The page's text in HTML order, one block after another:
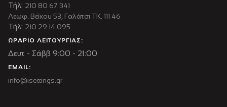
Τήλ: 210 80 67 341
Λεωφ. Βεΐκου 53, Γαλάτσι ΤΚ. 111 46
Τήλ: 210 29 14 095
ΩΡΑΡΙΟ ΛΕΙΤΟΥΡΓΙΑΣ:
Δευτ - Σάββ 9:00 - 21:00
EMAIL:
info@isettings.gr